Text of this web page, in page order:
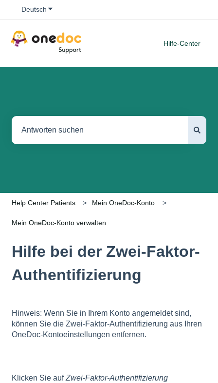
Deutsch Untermenü für Übersetzungen anzeigen
Hilfe-Center
Help Center Patients Mein OneDoc-Konto
Mein OneDoc-Konto verwalten
Hilfe bei der Zwei-Faktor-
Authentifizierung
Hinweis: Wenn Sie in Ihrem Konto angemeldet sind,
können Sie die Zwei-Faktor-Authentifizierung aus Ihren
OneDoc-Kontoeinstellungen entfernen.
Klicken Sie aufZwei-Faktor-Authentifizierung